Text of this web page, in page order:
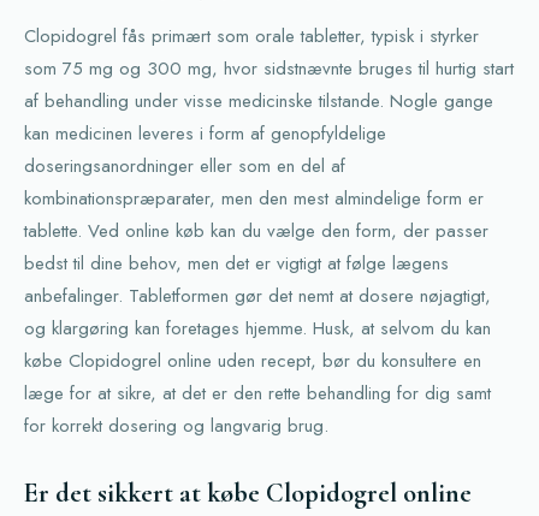
Clopidogrel fås primært som orale tabletter, typisk i styrker
som 75 mg og 300 mg, hvor sidstnævnte bruges til hurtig start
af behandling under visse medicinske tilstande. Nogle gange
kan medicinen leveres i form af genopfyldelige
doseringsanordninger eller som en del af
kombinationspræparater, men den mest almindelige form er
tablette. Ved online køb kan du vælge den form, der passer
bedst til dine behov, men det er vigtigt at følge lægens
anbefalinger. Tabletformen gør det nemt at dosere nøjagtigt,
og klargøring kan foretages hjemme. Husk, at selvom du kan
købe Clopidogrel online uden recept, bør du konsultere en
læge for at sikre, at det er den rette behandling for dig samt
for korrekt dosering og langvarig brug.
Er det sikkert at købe Clopidogrel online